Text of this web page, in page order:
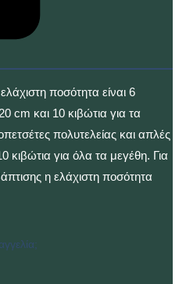
ποσότητα είναι 6
cm και 10 κιβώτια για τα
πολυτελείας και απλές
κιβώτια για όλα τα μεγέθη. Για
η ελάχιστη ποσότητα